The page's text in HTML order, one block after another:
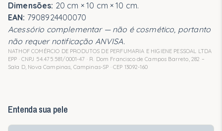
Dimensões: 20 cm × 10 cm × 10 cm.
EAN: 7908924400070
Acessório complementar — não é cosmético, portanto
não requer notificação ANVISA.
NATHOF COMÉRCIO DE PRODUTOS DE PERFUMARIA E HIGIENE PESSOAL LTDA
EPP · CNPJ 54.475.581/0001-47 · R. Dom Francisco de Campos Barreto, 282 –
Sala D, Nova Campinas, Campinas-SP · CEP 13092-160
Entenda sua pele